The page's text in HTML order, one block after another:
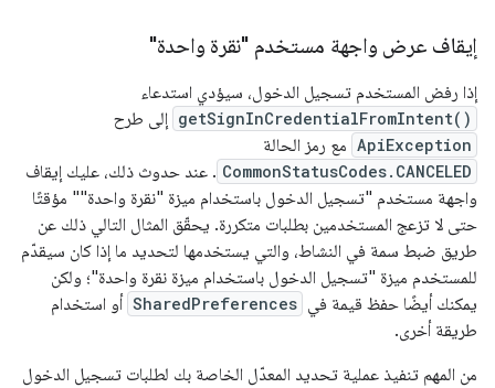
إيقاف عرض واجهة مستخدم "نقرة واحدة"
إذا رفض المستخدم تسجيل الدخول، سيؤدي استدعاء
getSignInCredentialFromIntent() إلى طرح
ApiException مع رمز الحالة
CommonStatusCodes.CANCELED . عند حدوث ذلك، عليك إيقاف
واجهة مستخدم "تسجيل الدخول باستخدام ميزة "نقرة واحدة"" مؤقتًا
حتى لا تزعج المستخدمين بطلبات متكررة. يحقّق المثال التالي ذلك عن
طريق ضبط سمة في النشاط، والتي يستخدمها لتحديد ما إذا كان سيقدّم
للمستخدم ميزة "تسجيل الدخول باستخدام ميزة نقرة واحدة"؛ ولكن
يمكنك أيضًا حفظ قيمة في SharedPreferences أو استخدام
طريقة أخرى.
من المهم تنفيذ عملية تحديد المعدّل الخاصة بك لطلبات تسجيل الدخول